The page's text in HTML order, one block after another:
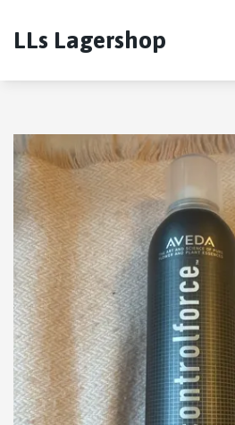
LLs Lagershop